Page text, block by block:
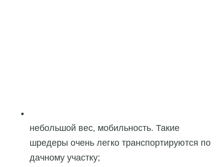
небольшой вес, мобильность. Такие
шредеры очень легко транспортируются по
дачному участку;